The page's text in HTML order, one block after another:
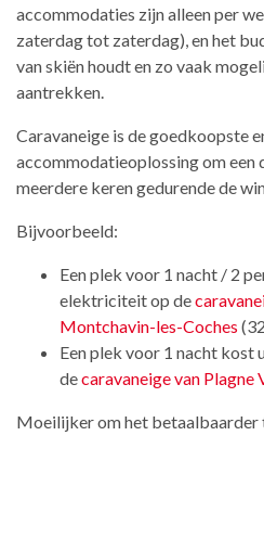
accommodaties zijn alleen per
zaterdag tot zaterdag), en het
van skiën houdt en zo vaak
aantrekken.
Caravaneige is de goedkoopste
accommodatieoplossing om een
meerdere keren gedurende de
Bijvoorbeeld:
Een plek voor 1 nacht / 2
elektriciteit op de
Montchavin-les-Coches
Een plek voor 1 nacht
decaravaneige van Plagne
Moeilijker om het betaalbaarder